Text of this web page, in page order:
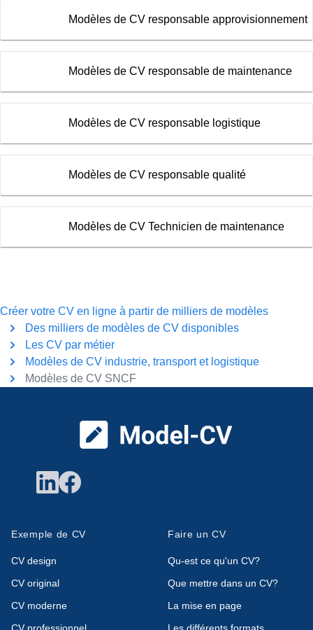
Modèles de CV responsable approvisionnement
Modèles de CV responsable de maintenance
Modèles de CV responsable logistique
Modèles de CV responsable qualité
Modèles de CV Technicien de maintenance
Créer votre CV en ligne à partir de milliers de modèles
Des milliers de modèles de CV disponibles
Les CV par métier
Modèles de CV industrie, transport et logistique
Modèles de CV SNCF
Exemple de CV
CV design
CV original
CV moderne
Faire un CV
Qu-est ce qu'un CV?
Que mettre dans un CV?
La mise en page